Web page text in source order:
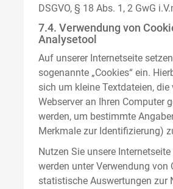
DSGVO, § 18 Abs. 1, 2 GwG
7.4. Verwendung von
Analysetool
Auf unserer Internetseite
sogenannte „Cookies“ ein.
sich um kleine Textdateien, die
Webserver an Ihren Computer
werden, um bestimmte
Merkmale zur Identifizierung)
Nutzen Sie unsere
werden unter Verwendung von
statistische Auswertungen zur